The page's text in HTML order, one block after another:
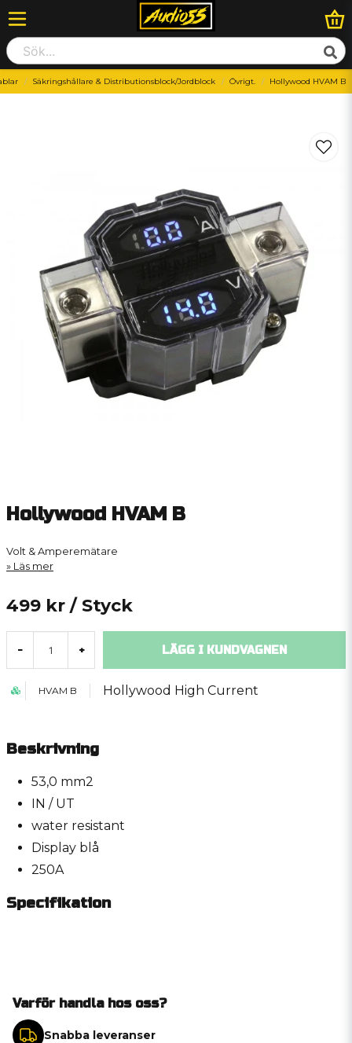
Säkringshållare & Distributionsblock/Jordblock Övrigt. Hollywood HVAM B
Hollywood HVAM B
Volt & Amperemätare
Läs mer
499 kr / Styck
- + LÄGG I KUNDVAGNEN
HVAM B Hollywood High Current
Beskrivning
53,0 mm2
IN / UT
water resistant
Display blå
250A
Specifikation
Varför handla hos oss?
Snabba leveranser